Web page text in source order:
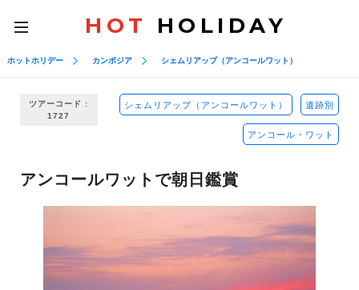
toggle
navigation
HOT HOLIDAY
ホットホリデー カンボジア シェムリアップ（アンコールワット）
ツアーコード :
1727
シェムリアップ（アンコールワット） 遺跡別
アンコール・ワット
アンコールワットで朝日鑑賞